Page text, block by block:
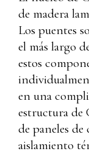
de madera
Los puentes
el más largo
estos
en una
estructura de
de paneles
aislamiento